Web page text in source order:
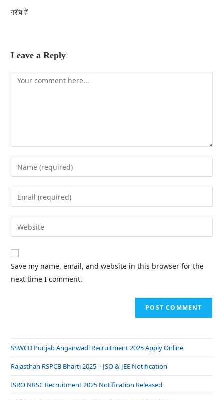
गरीब हें
Leave a Reply
Save my name, email, and website in this browser for the
next time I comment.
SSWCD Punjab Anganwadi Recruitment 2025 Apply Online
Rajasthan RSPCB Bharti 2025 – JSO & JEE Notification
ISRO NRSC Recruitment 2025 Notification Released